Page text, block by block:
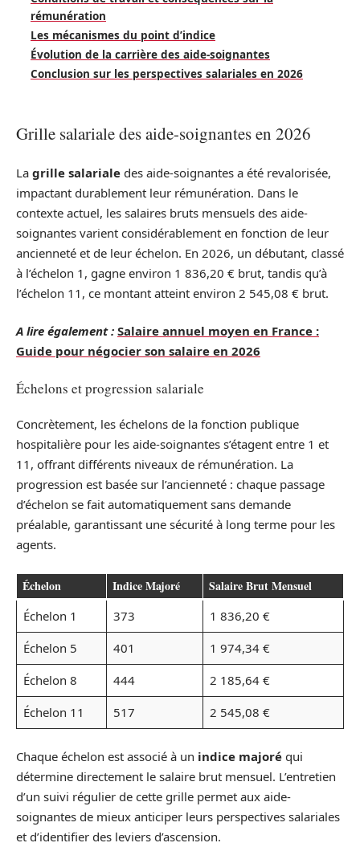
rémunération
Les mécanismes du point d’indice
Évolution de la carrière des aide-soignantes
Conclusion sur les perspectives salariales en 2026
Grille salariale des aide-soignantes en 2026
La grille salariale des aide-soignantes a été revalorisée,
impactant durablement leur rémunération. Dans le
contexte actuel, les salaires bruts mensuels des aide-
soignantes varient considérablement en fonction de leur
ancienneté et de leur échelon. En 2026, un débutant, classé
à l’échelon 1, gagne environ 1 836,20 € brut, tandis qu’à
l’échelon 11, ce montant atteint environ 2 545,08 € brut.
A lire également : Salaire annuel moyen en France :
Guide pour négocier son salaire en 2026
Échelons et progression salariale
Concrètement, les échelons de la fonction publique
hospitalière pour les aide-soignantes s’étagent entre 1 et
11, offrant différents niveaux de rémunération. La
progression est basée sur l’ancienneté : chaque passage
d’échelon se fait automatiquement sans demande
préalable, garantissant une sécurité à long terme pour les
agents.
Échelon Indice Majoré Salaire Brut Mensuel
Échelon 1 373
1 836,20 €
Échelon 5
401
1 974,34 €
Échelon 8
444
2 185,64 €
Échelon 11
517 2 545,08 €
Chaque échelon est associé à un indice majoré qui
détermine directement le salaire brut mensuel. L’entretien
d’un suivi régulier de cette grille permet aux aide-
soignantes de mieux anticiper leurs perspectives salariales
et d’identifier des leviers d’ascension.